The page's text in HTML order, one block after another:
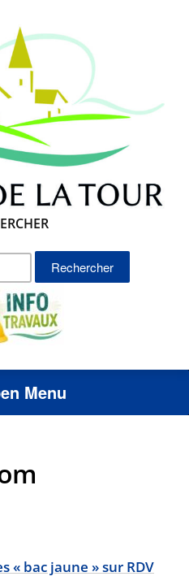
:
Menu
« bac jaune » sur RDV